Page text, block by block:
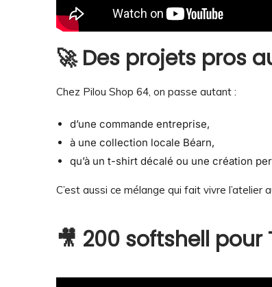
🚀 Des projets pros
Chez Pilou Shop 64, on passe autant :
d’une commande entreprise,
à une collection locale Béarn,
qu’à un t-shirt décalé ou une création
C’est aussi ce mélange qui fait vivre l’atelier
🎥 200 softshell pour